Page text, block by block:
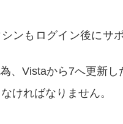
ンもログイン後にサ
、Vistaから7へ更新し
ければなりません。